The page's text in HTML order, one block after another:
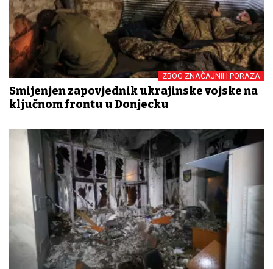
ZBOG ZNAČAJNIH PORAZA
Smijenjen zapovjednik ukrajinske vojske na
ključnom frontu u Donjecku